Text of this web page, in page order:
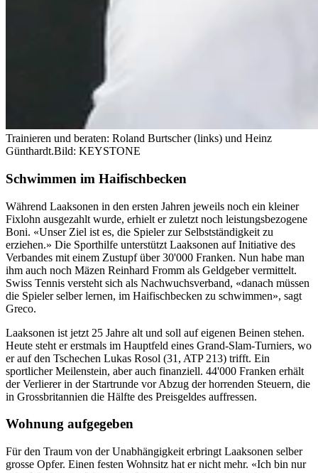
Trainieren und beraten: Roland Burtscher (links) und Heinz
Günthardt.Bild: KEYSTONE
Schwimmen im Haifischbecken
Während Laaksonen in den ersten Jahren jeweils noch ein kleiner
Fixlohn ausgezahlt wurde, erhielt er zuletzt noch leistungsbezogene
Boni. «Unser Ziel ist es, die Spieler zur Selbstständigkeit zu
erziehen.» Die Sporthilfe unterstützt Laaksonen auf Initiative des
Verbandes mit einem Zustupf über 30'000 Franken. Nun habe man
ihm auch noch Mäzen Reinhard Fromm als Geldgeber vermittelt.
Swiss Tennis versteht sich als Nachwuchsverband, «danach müssen
die Spieler selber lernen, im Haifischbecken zu schwimmen», sagt
Greco.
Laaksonen ist jetzt 25 Jahre alt und soll auf eigenen Beinen stehen.
Heute steht er erstmals im Hauptfeld eines Grand-Slam-Turniers, wo
er auf den Tschechen Lukas Rosol (31, ATP 213) trifft. Ein
sportlicher Meilenstein, aber auch finanziell. 44'000 Franken erhält
der Verlierer in der Startrunde vor Abzug der horrenden Steuern, die
in Grossbritannien die Hälfte des Preisgeldes auffressen.
Wohnung aufgegeben
Für den Traum von der Unabhängigkeit erbringt Laaksonen selber
grosse Opfer. Einen festen Wohnsitz hat er nicht mehr. «Ich bin nur